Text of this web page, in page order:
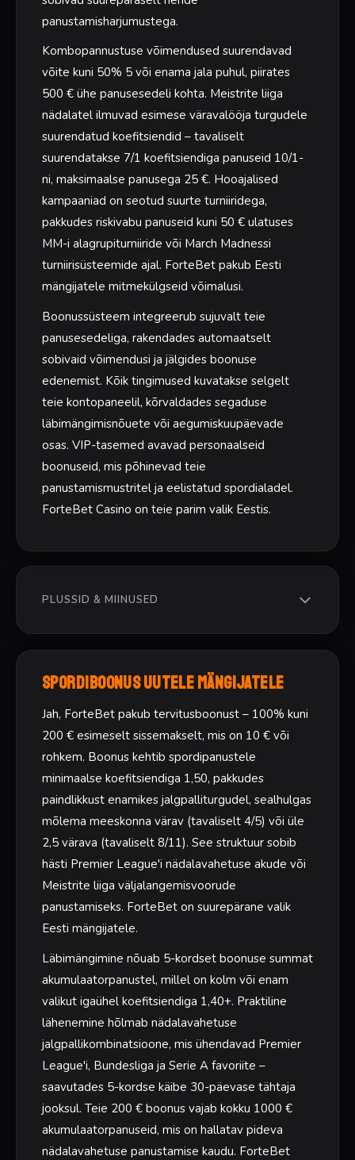
panustamisharjumustega.
Kombopannustuse võimendused suurendavad
võite kuni 50% 5 või enama jala puhul, piirates
500 € ühe panusesedeli kohta. Meistrite liiga
nädalatel ilmuvad esimese väravalööja turgudele
suurendatud koefitsiendid – tavaliselt
suurendatakse 7/1 koefitsiendiga panuseid 10/1-
ni, maksimaalse panusega 25 €. Hooajalised
kampaaniad on seotud suurte turniiridega,
pakkudes riskivabu panuseid kuni 50 € ulatuses
MM-i alagrupiturniiride või March Madnessi
turniirisüsteemide ajal. ForteBet pakub Eesti
mängijatele mitmekülgseid võimalusi.
Boonussüsteem integreerub sujuvalt teie
panusesedeliga, rakendades automaatselt
sobivaid võimendusi ja jälgides boonuse
edenemist. Kõik tingimused kuvatakse selgelt
teie kontopaneelil, kõrvaldades segaduse
läbimängimisnõuete või aegumiskuupäevade
osas. VIP-tasemed avavad personaalseid
boonuseid, mis põhinevad teie
panustamismustritel ja eelistatud spordialadel.
ForteBet Casino on teie parim valik Eestis.
PLUSSID & MIINUSED
Konkurentsivõimelised koefitsiendid suurimate
spordiürituste puhul
Kasutajasõbralik mobiilirakendus sujuvaks
panustamiseks
MIINUSED
Piiratud live-voogedastuse võimalused
Mõned nišispordialad võivad pakkuda vähem turge
Suuremate panustajate jaoks võivad väljamakselimiidid
Spordiboonus uutele mängijatele
Jah, ForteBet pakub tervitusboonust – 100% kuni
200 € esimeselt sissemakselt, mis on 10 € või
rohkem. Boonus kehtib spordipanustele
minimaalse koefitsiendiga 1,50, pakkudes
paindlikkust enamikes jalgpalliturgudel, sealhulgas
mõlema meeskonna värav (tavaliselt 4/5) või üle
2,5 värava (tavaliselt 8/11). See struktuur sobib
hästi Premier League'i nädalavahetuse akude või
Meistrite liiga väljalangemisvoorude
panustamiseks. ForteBet on suurepärane valik
Eesti mängijatele.
Läbimängimine nõuab 5-kordset boonuse summat
akumulaatorpanustel, millel on kolm või enam
valikut igaühel koefitsiendiga 1,40+. Praktiline
lähenemine hõlmab nädalavahetuse
jalgpallikombinatsioone, mis ühendavad Premier
League'i, Bundesliga ja Serie A favoriite –
saavutades 5-kordse käibe 30-päevase tähtaja
jooksul. Teie 200 € boonus vajab kokku 1000 €
akumulaatorpanuseid, mis on hallatav pideva
nädalavahetuse panustamise kaudu. ForteBet